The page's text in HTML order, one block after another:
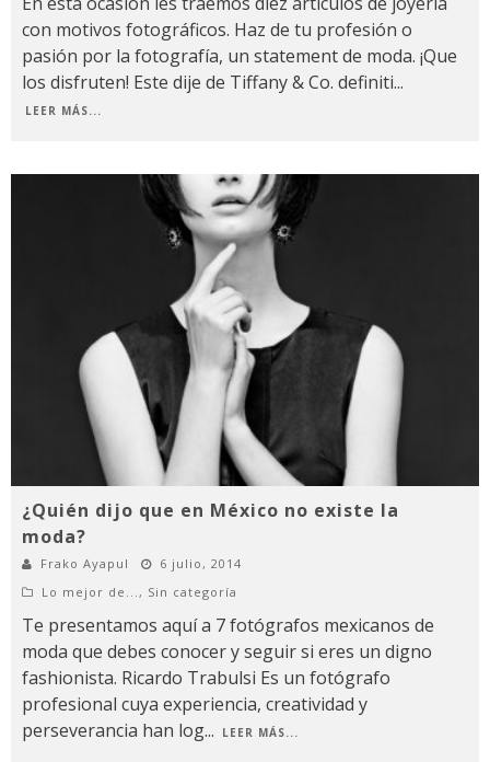
con motivos fotográficos. Haz de tu profesión o
pasión por la fotografía, un statement de moda. ¡Que
los disfruten! Este dije de Tiffany & Co. definiti...
LEER MÁS...
¿Quién dijo que en México no existe la
moda?
Frako Ayapul
6 julio, 2014
Lo mejor de... , Sin categoría
Te presentamos aquí a 7 fotógrafos mexicanos de
moda que debes conocer y seguir si eres un digno
fashionista. Ricardo Trabulsi Es un fotógrafo
profesional cuya experiencia, creatividad y
perseverancia han log... LEER MÁS...